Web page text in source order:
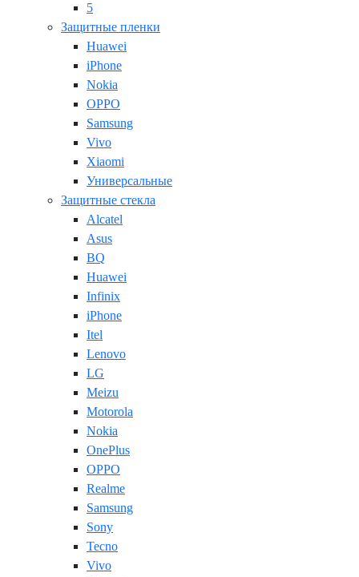
5
Защитные пленки
Huawei
iPhone
Nokia
OPPO
Samsung
Vivo
Xiaomi
Универсальные
Защитные стекла
Alcatel
Asus
BQ
Huawei
Infinix
iPhone
Itel
Lenovo
LG
Meizu
Motorola
Nokia
OnePlus
OPPO
Realme
Samsung
Sony
Tecno
Vivo